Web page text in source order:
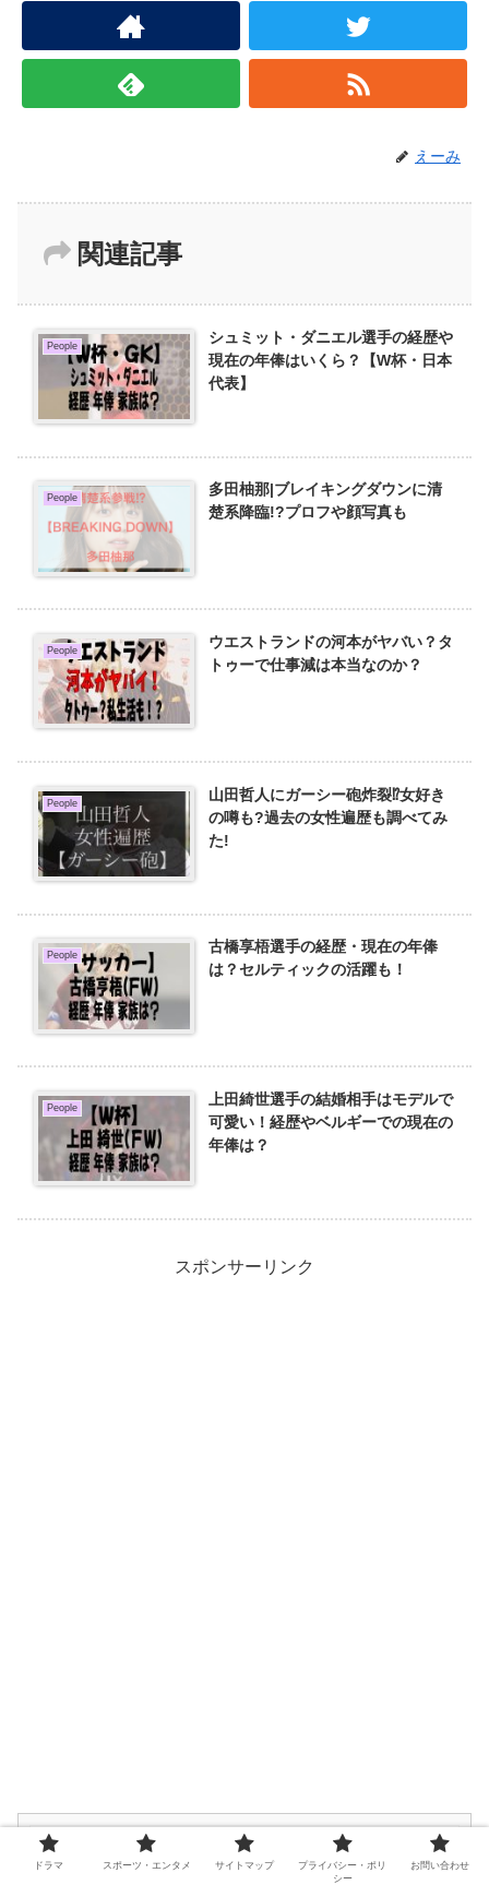
えーみ
関連記事
People
シュミット・ダニエル選手の経歴や
現在の年俸はいくら？【W杯・日本
代表】
People
多田柚那|ブレイキングダウンに清
楚系降臨!?プロフや顔写真も
People
ウエストランドの河本がヤバい？タ
トゥーで仕事減は本当なのか？
People
山田哲人にガーシー砲炸裂⁉︎女好き
の噂も?過去の女性遍歴も調べてみ
た!
People
古橋享梧選手の経歴・現在の年俸
は？セルティックの活躍も！
People
上田綺世選手の結婚相手はモデルで
可愛い！経歴やベルギーでの現在の
年俸は？
スポンサーリンク
武藤敬司は完全勝利で有終の美を飾る
のか！？引退試合、どちらが勝つのか
ドラマ スポーツ・エンタメ サイトマップ
プライバシー・ポリ
シー
お問い合わせ